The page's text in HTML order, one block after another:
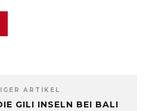
ARTIKEL
GILI INSELN BEI BALI